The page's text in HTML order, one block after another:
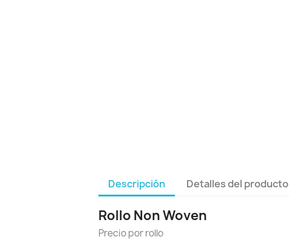
Descripción Detalles del producto
Rollo Non Woven
Precio por rollo